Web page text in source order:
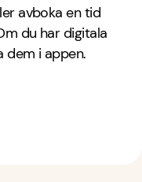
avboka en tid
du har digitala
dem i appen.